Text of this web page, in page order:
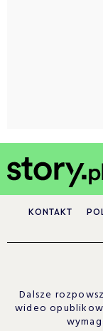
KONTAKT
Dalsze
wideo